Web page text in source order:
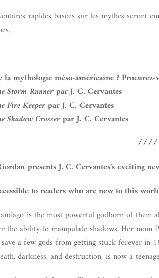
rapides basées sur les mythes seront
la mythologie méso-américaine ?
Storm Runnerpar J. C. Cervantes
Fire Keeperpar J. C. Cervantes
Shadow Crosserpar J. C. Cervantes
////
presents J. C. Cervantes’s exciting
to readers who are new to this
is the most powerful godborn of
the ability to manipulate shadows. Her
a few gods from getting stuck forever in
darkness, and destruction, is now a